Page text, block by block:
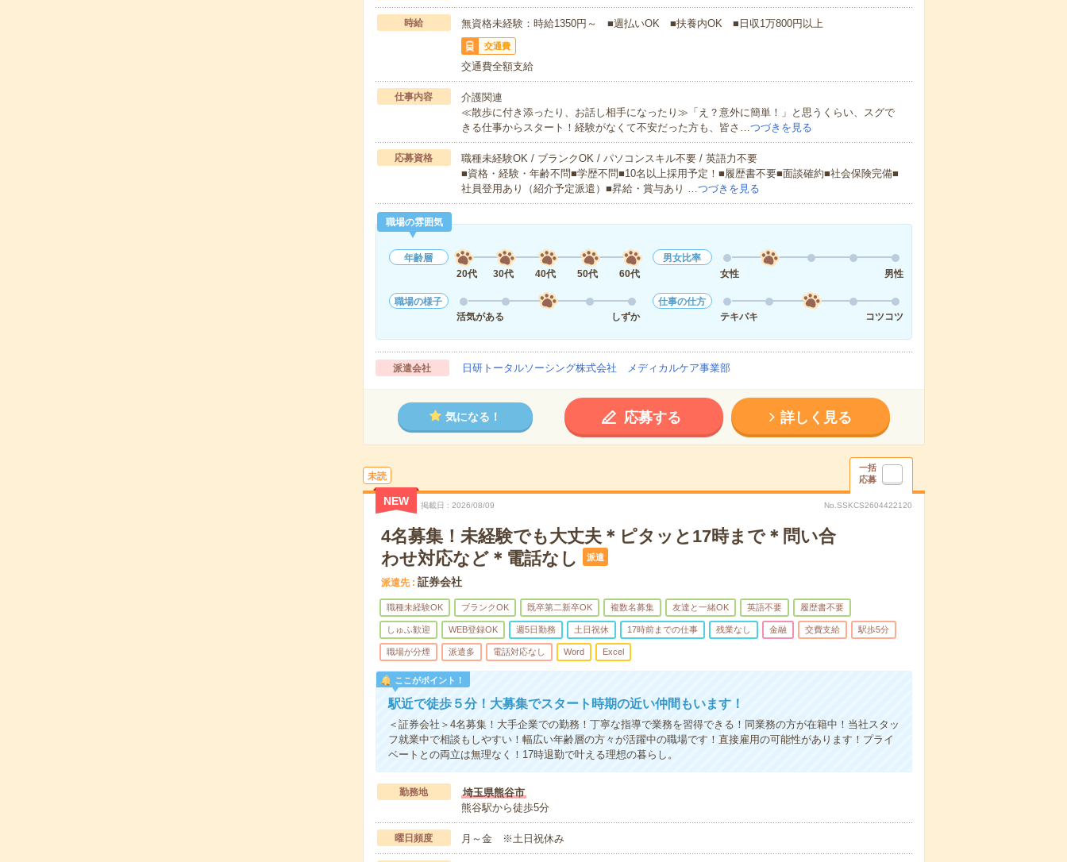
時給 無資格未経験：時給1350円～ ■週払いOK ■扶養内OK ■日収1万800円以上
交通費
交通費全額支給
仕事内容
介護関連
≪散歩に付き添ったり、お話し相手になったり≫「え？意外に簡単！」と思うくらい、スグで
きる仕事からスタート！経験がなくて不安だった方も、皆さ…つづきを見る
応募資格
職種未経験OK / ブランクOK / パソコンスキル不要 / 英語力不要
■資格・経験・年齢不問■学歴不問■10名以上採用予定！■履歴書不要■面談確約■社会保険完備■
社員登用あり（紹介予定派遣）■昇給・賞与あり …つづきを見る
職場の雰囲気
年齢層
20代
30代 40代 50代 60代
男女比率
女性
男性
職場の様子
活気がある
しずか
仕事の仕方
テキパキ
コツコツ
派遣会社 日研トータルソーシング株式会社 メディカルケア事業部
気になる！ 応募する 詳しく見る
未読
一括
応募
NEW 掲載日 2026/08/09 No.SSKCS2604422120
4名募集！未経験でも大丈夫＊ピタッと17時まで＊問い合
わせ対応など＊電話なし
派遣
派遣先 証券会社
職種未経験OK ブランクOK 既卒第二新卒OK 複数名募集 友達と一緒OK 英語不要 履歴書不要
しゅふ歓迎 WEB登録OK 週5日勤務 土日祝休 17時前までの仕事 残業なし 金融 交費支給 駅歩5分
職場が分煙 派遣多 電話対応なし Word Excel
ここがポイント！
駅近で徒歩５分！大募集でスタート時期の近い仲間もいます！
＜証券会社＞4名募集！大手企業での勤務！丁寧な指導で業務を習得できる！同業務の方が在籍中！当社スタッ
フ就業中で相談もしやすい！幅広い年齢層の方々が活躍中の職場です！直接雇用の可能性があります！プライ
ベートとの両立は無理なく！17時退勤で叶える理想の暮らし。
勤務地
埼玉県熊谷市
熊谷駅から徒歩5分
曜日頻度 月～金 ※土日祝休み